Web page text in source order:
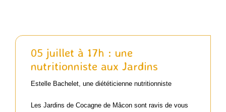
Contact
05 juillet à 17h : une
nutritionniste aux Jardins
Estelle Bachelet, une diététicienne nutritionniste
Les Jardins de Cocagne de Mâcon sont ravis de vous